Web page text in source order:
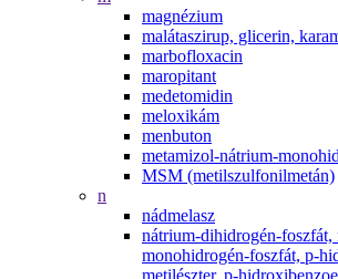
magnézium
malátaszirup, glicerin,
marbofloxacin
maropitant
medetomidin
meloxikám
menbuton
metamizol-nátrium-
MSM (metilszulfonilmetán)
n
nádmelasz
nátrium-dihidrogén-foszfát,
monohidrogén-foszfát, p-
metilészter, p-